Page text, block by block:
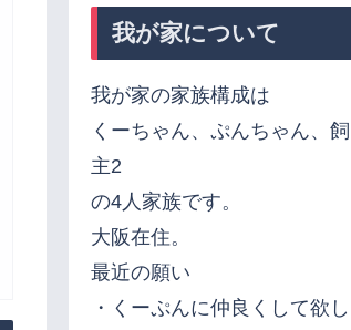
我が家について
我が家の家族構成は
くーちゃん、ぷんちゃん、
主2
の4人家族です。
大阪在住。
最近の願い
・くーぷんに仲良くして欲